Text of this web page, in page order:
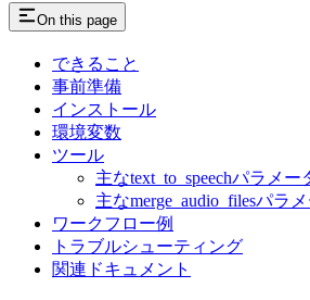
On this page
できること
事前準備
インストール
環境変数
ツール
主なtext_to_speechパラメー
主なmerge_audio_filesパラ
ワークフロー例
トラブルシューティング
関連ドキュメント